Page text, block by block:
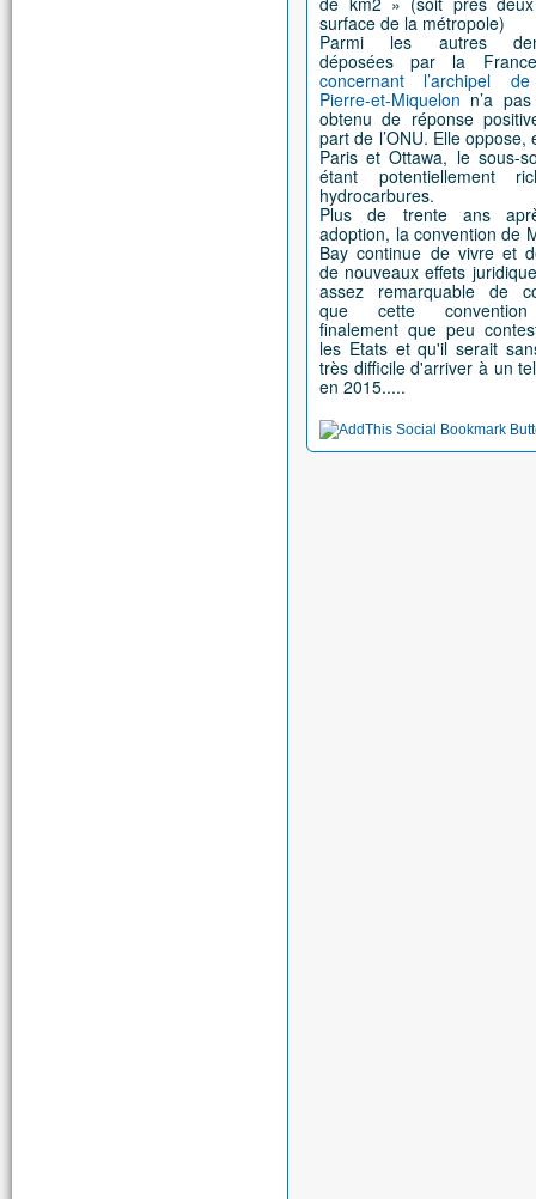
surface de la métropole)
Parmi les autres
déposées par la
concernant l’archipel
Pierre-et-Miquelon n’a
obtenu de réponse
part de l’ONU. Elle oppose,
Paris et Ottawa, le sous-
étant potentiellement
hydrocarbures.
Plus de trente ans
adoption, la convention de
Bay continue de vivre et
de nouveaux effets
assez remarquable de
que cette
finalement que peu
les Etats et qu'il serait
très difficile d'arriver à un
en 2015.....